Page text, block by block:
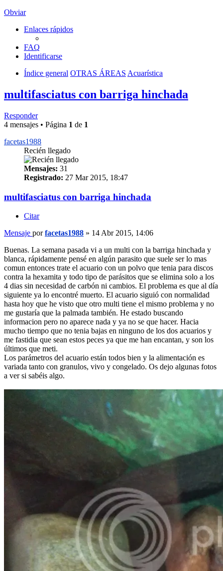
Obviar
Enlaces rápidos
FAQ
Identificarse
Índice general OTRAS ÁREAS Acuarística
multifasciatus con barriga hinchada
Responder
4 mensajes • Página 1 de 1
facetas1988
Recién llegado
Mensajes: 31
Registrado: 27 Mar 2015, 18:47
multifasciatus con barriga hinchada
Citar
Mensaje porfacetas1988 » 14 Abr 2015, 14:06
Buenas. La semana pasada vi a un multi con la barriga hinchada y
blanca, rápidamente pensé en algún parasito que suele ser lo mas
comun entonces trate el acuario con un polvo que tenia para discos
contra la hexamita y todo tipo de parásitos que se elimina solo a los
4 dias sin necesidad de carbón ni cambios. El problema es que al día
siguiente ya lo encontré muerto. El acuario siguió con normalidad
hasta hoy que he visto que otro multi tiene el mismo problema y no
me gustaría que la palmada también. He estado buscando
informacion pero no aparece nada y ya no se que hacer. Hacia
mucho tiempo que no tenia bajas en ninguno de los dos acuarios y
me fastidia que sean estos peces ya que me han encantan, y son los
últimos que meti.
Los parámetros del acuario están todos bien y la alimentación es
variada tanto con granulos, vivo y congelado. Os dejo algunas fotos
a ver si sabéis algo.